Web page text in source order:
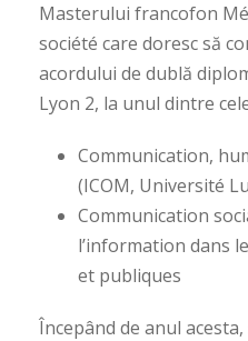
Masterului francofon
société care doresc să
acordului de dublă
Lyon 2, la unul dintre
Communication,
(ICOM, Université
Communication
l’information dans
et publiques
Începând de anul